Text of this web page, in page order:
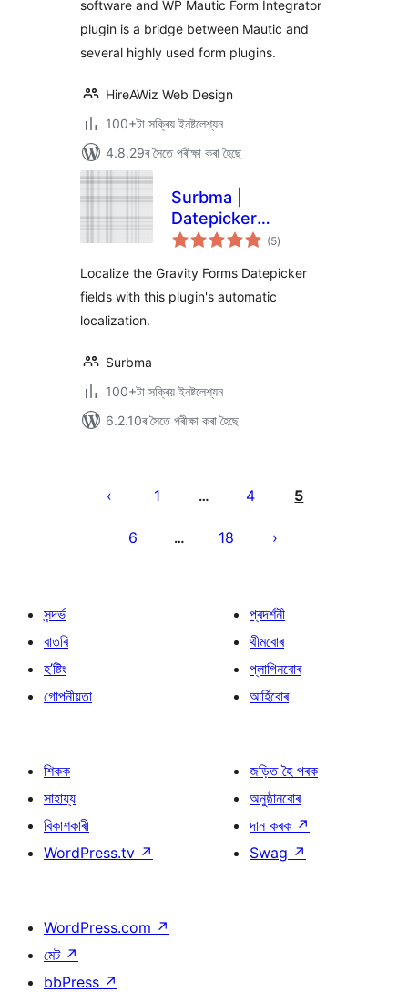
software and WP Mautic Form Integrator
plugin is a bridge between Mautic and
several highly used form plugins.
HireAWiz Web Design
100+টা সক্ৰিয় ইনষ্টলেশ্যন
4.8.29ৰ সৈতে পৰীক্ষা কৰা হৈছে
Surbma |
Datepicker
localization for
(5টা
মুঠ)
Localize the Gravity Forms Datepicker
fields with this plugin's automatic
localization.
Surbma
100+টা সক্ৰিয় ইনষ্টলেশ্যন
6.2.10ৰ সৈতে পৰীক্ষা কৰা হৈছে
পৃষ্ঠাকৰণ
1 … 4 5
6 … 18
সন্দৰ্ভ
বাতৰি
হ’ষ্টিং
গোপনীয়তা
প্ৰদৰ্শনী
থীমবোৰ
প্লাগিনবোৰ
আৰ্হিবোৰ
শিকক
সাহায্য
বিকাশকাৰী
WordPress.tv ↗
জড়িত হৈ পৰক
অনুষ্ঠানবোৰ
দান কৰক ↗
Swag ↗
WordPress.com ↗
মেট ↗
bbPress ↗